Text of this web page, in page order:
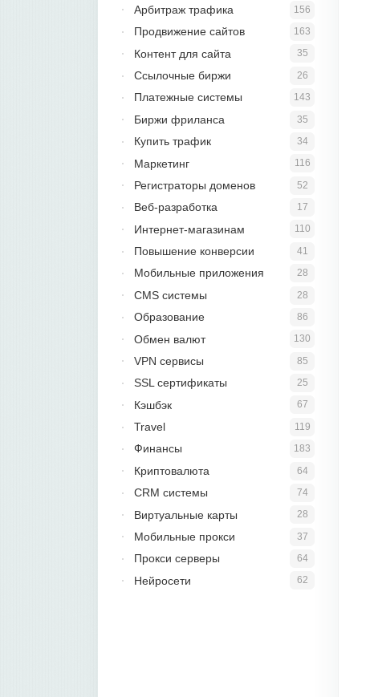
156
Арбитраж трафика
163
Продвижение сайтов
35
Контент для сайта
26
Ссылочные биржи
143
Платежные системы
35
Биржи фриланса
34
Купить трафик
116
Маркетинг
52
Регистраторы доменов
17
Веб-разработка
110
Интернет-магазинам
41
Повышение конверсии
28
Мобильные приложения
28
CMS системы
86
Образование
130
Обмен валют
85
VPN сервисы
25
SSL сертификаты
67
Кэшбэк
119
Travel
183
Финансы
64
Криптовалюта
74
CRM системы
28
Виртуальные карты
37
Мобильные прокси
64
Прокси серверы
62
Нейросети